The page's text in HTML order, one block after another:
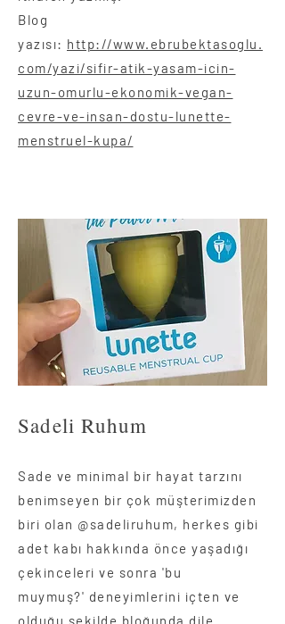
Blog
yazısı: http://www.ebrubektasoglu.
com/yazi/sifir-atik-yasam-icin-
uzun-omurlu-ekonomik-vegan-
cevre-ve-insan-dostu-lunette-
menstruel-kupa/
Sadeli Ruhum
Sade ve minimal bir hayat tarzını
benimseyen bir çok müşterimizden
biri olan @sadeliruhum, herkes gibi
adet kabı hakkında önce yaşadığı
çekinceleri ve sonra 'bu
muymuş?' deneyimlerini içten ve
olduğu şekilde bloğunda dile